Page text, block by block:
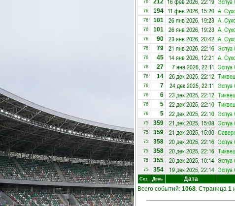
76 212
76 194 11 фев 2026, 15:20 А.
76 101 26 янв 2026, 19:23 А.
76 101 26 янв 2026, 19:23 А.
76 90 23 янв 2026, 20:42 А.
76 79 21 янв 2026, 22:16 Эспуа
76 45 14 янв 2026, 12:21 А.
76 27 7 янв 2026, 22:11 Эспуа
76 14 26 дек 2025, 22:12
76 7 24 дек 2025, 22:11 Эспуа
76 6 23 дек 2025, 22:12
76 5 22 дек 2025, 22:10
76 5 22 дек 2025, 22:10 Эспуа
75 359 21 дек 2025, 15:08 Эспуа
75 359 21 дек 2025, 15:00
75 358 20 дек 2025, 22:16 Эспуа
75 358 20 дек 2025, 22:16
75 355 20 дек 2025, 10:14 Эспуа
75 354 19 дек 2025, 22:14 Эспуа
Сез. День Дата
Всего событий: 1068. Страница 1